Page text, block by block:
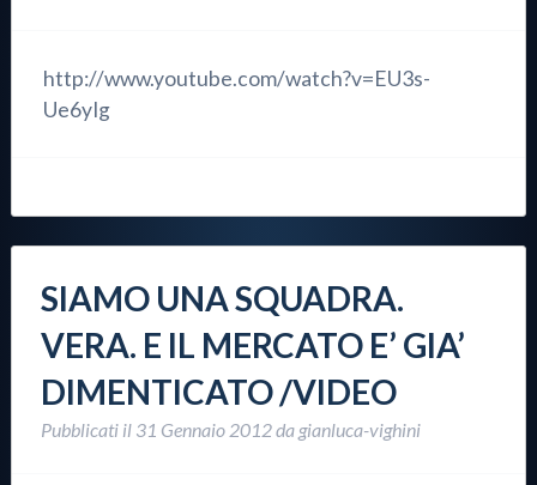
http://www.youtube.com/watch?v=EU3s-
Ue6yIg
SIAMO UNA SQUADRA.
VERA. E IL MERCATO E’ GIA’
DIMENTICATO /VIDEO
Pubblicati il 31 Gennaio 2012da gianluca-vighini